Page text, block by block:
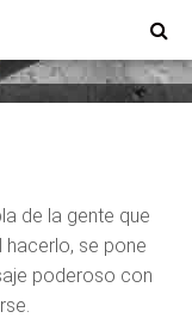
el
de la gente que
hacerlo, se pone
poderoso con